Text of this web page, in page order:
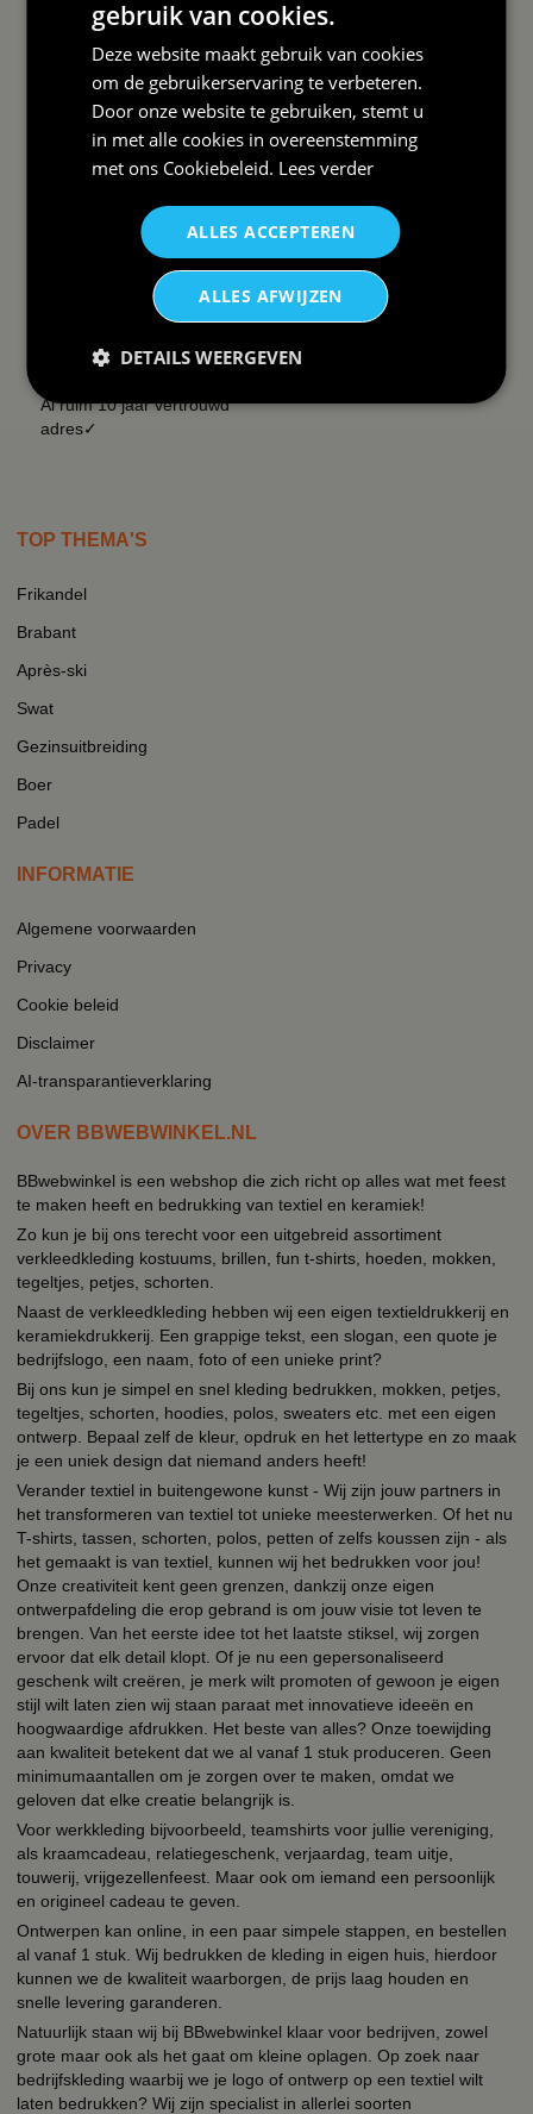
BBWEBWINKEL:
Snelle levering✓
vanaf € 99 gratis✓
14 dagen retour recht✓
Snelle helpdesk✓
Whatsapp contact✓
Groepskorting 25%✓
Al ruim 10 jaar vertrouwd
adres✓
TOP THEMA'S
Frikandel
Brabant
Après-ski
Swat
Gezinsuitbreiding
Boer
Padel
INFORMATIE
Algemene voorwaarden
Privacy
Cookie beleid
Disclaimer
AI-transparantieverklaring
OVER BBWEBWINKEL.NL
BBwebwinkel is een webshop die zich richt op alles wat met feest
te maken heeft en bedrukking van textiel en keramiek!
Zo kun je bij ons terecht voor een uitgebreid assortiment
verkleedkleding kostuums, brillen, fun t-shirts, hoeden, mokken,
tegeltjes, petjes, schorten.
Naast de verkleedkleding hebben wij een eigen textieldrukkerij en
keramiekdrukkerij. Een grappige tekst, een slogan, een quote je
bedrijfslogo, een naam, foto of een unieke print?
Bij ons kun je simpel en snel kleding bedrukken, mokken, petjes,
tegeltjes, schorten, hoodies, polos, sweaters etc. met een eigen
ontwerp. Bepaal zelf de kleur, opdruk en het lettertype en zo maak
je een uniek design dat niemand anders heeft!
Verander textiel in buitengewone kunst - Wij zijn jouw partners in
het transformeren van textiel tot unieke meesterwerken. Of het nu
T-shirts, tassen, schorten, polos, petten of zelfs koussen zijn - als
het gemaakt is van textiel, kunnen wij het bedrukken voor jou!
Onze creativiteit kent geen grenzen, dankzij onze eigen
ontwerpafdeling die erop gebrand is om jouw visie tot leven te
brengen. Van het eerste idee tot het laatste stiksel, wij zorgen
ervoor dat elk detail klopt. Of je nu een gepersonaliseerd
geschenk wilt creëren, je merk wilt promoten of gewoon je eigen
stijl wilt laten zien wij staan paraat met innovatieve ideeën en
hoogwaardige afdrukken. Het beste van alles? Onze toewijding
aan kwaliteit betekent dat we al vanaf 1 stuk produceren. Geen
minimumaantallen om je zorgen over te maken, omdat we
geloven dat elke creatie belangrijk is.
Voor werkkleding bijvoorbeeld, teamshirts voor jullie vereniging,
als kraamcadeau, relatiegeschenk, verjaardag, team uitje,
touwerij, vrijgezellenfeest. Maar ook om iemand een persoonlijk
en origineel cadeau te geven.
Ontwerpen kan online, in een paar simpele stappen, en bestellen
al vanaf 1 stuk. Wij bedrukken de kleding in eigen huis, hierdoor
kunnen we de kwaliteit waarborgen, de prijs laag houden en
snelle levering garanderen.
Natuurlijk staan wij bij BBwebwinkel klaar voor bedrijven, zowel
grote maar ook als het gaat om kleine oplagen. Op zoek naar
bedrijfskleding waarbij we je logo of ontwerp op een textiel wilt
laten bedrukken? Wij zijn specialist in allerlei soorten
gebruik van cookies.
Deze website maakt gebruik van cookies
om de gebruikerservaring te verbeteren.
Door onze website te gebruiken, stemt u
in met alle cookies in overeenstemming
met ons Cookiebeleid. Lees verder
ALLES ACCEPTEREN
ALLES AFWIJZEN
DETAILS WEERGEVEN